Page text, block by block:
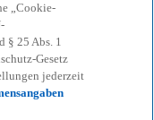
zu behalten
neuen
„Cookie-
§ 25 Abs. 1
Gesetz
jederzeit